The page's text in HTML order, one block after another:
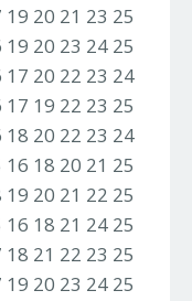
20 21 23 25
20 23 24 25
17 20 22 23 24
19 22 23 25
18 20 22 23 24
18 20 21 25
20 21 22 25
18 21 24 25
21 22 23 25
20 23 24 25